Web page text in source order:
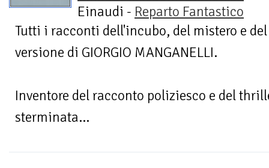
Einaudi - Reparto Fantastico
Tutti i racconti dell'incubo, del mistero e
versione di GIORGIO MANGANELLI.
Inventore del racconto poliziesco e del
sterminata...